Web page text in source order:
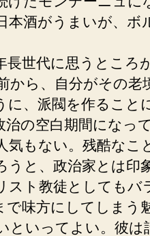
本酒がうまいが、ボ
長世代に思うところ
から、自分がその老
、派閥を作ること
治の空白期間になっ
気もない。残酷なこ
うと、政治家とは印
スト教徒としてもバ
で味方にしてしまう
といってよい。彼は